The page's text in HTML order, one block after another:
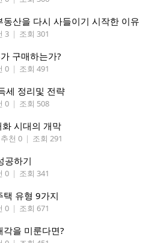
산을 다시 사들이기 시작한 이유
3 | 조회 301
구매하는가?
0 | 조회 491
세 정리및 전략
0 | 조회 508
시대의 개막
추천 0 | 조회 291
공하기
0 | 조회 341
택 유형 9가지
0 | 조회 671
을 미룬다면?